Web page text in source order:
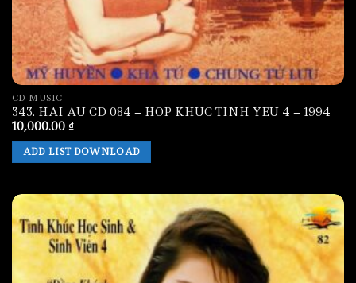
CD MUSIC
343. HAI AU CD 084 – HOP KHUC TINH YEU 4 – 1994
10,000.00 ₫
ADD LIST DOWNLOAD